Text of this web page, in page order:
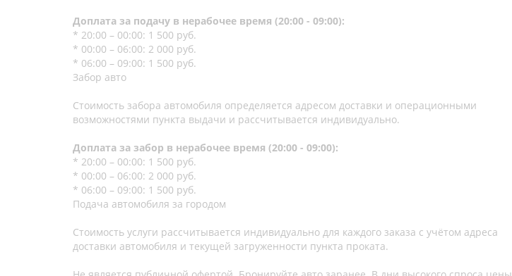
Доплата за подачу в нерабочее время (20:00 - 09:00):
* 20:00 – 00:00: 1 500 руб.
* 00:00 – 06:00: 2 000 руб.
* 06:00 – 09:00: 1 500 руб.
Забор авто
Стоимость забора автомобиля определяется адресом доставки и операционными
возможностями пункта выдачи и рассчитывается индивидуально.
Доплата за забор в нерабочее время (20:00 - 09:00):
* 20:00 – 00:00: 1 500 руб.
* 00:00 – 06:00: 2 000 руб.
* 06:00 – 09:00: 1 500 руб.
Подача автомобиля за городом
Стоимость услуги рассчитывается индивидуально для каждого заказа с учётом адреса
доставки автомобиля и текущей загруженности пункта проката.